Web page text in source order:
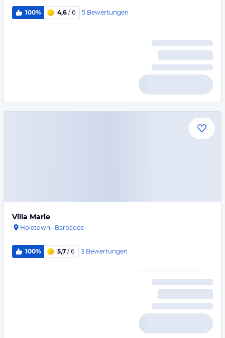
100% 4,6 / 6 5 Bewertungen
Villa Marie
Holetown · Barbados
100% 5,7 / 6 3 Bewertungen